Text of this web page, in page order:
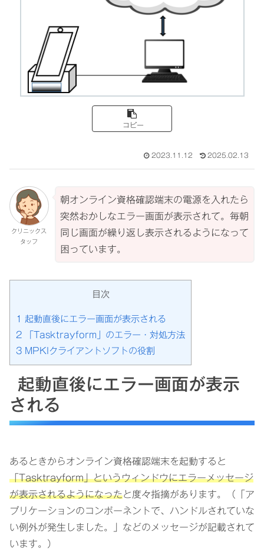
コピー
2023.11.12 2025.02.13
クリニックス
タッフ
朝オンライン資格確認端末の電源を入れたら
突然おかしなエラー画面が表示されて。毎朝
同じ画面が繰り返し表示されるようになって
困っています。
目次
1 起動直後にエラー画面が表示される
2 「Tasktrayform」のエラー・対処方法
3 MPKIクライアントソフトの役割
起動直後にエラー画面が表示
される
あるときからオンライン資格確認端末を起動すると
「Tasktrayform」というウィンドウにエラーメッセージ
が表示されるようになったと度々指摘があります。（「ア
プリケーションのコンポーネントで、ハンドルされていな
い例外が発生しました。」などのメッセージが記載されて
います。）